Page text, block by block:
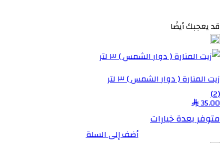
قد يعجبك أيضًا
زيت المنارة ( دوار الشمس ) ٣ لتر
(2)
35.00
متوفر بعدة خيارات
أضف إلى السلة